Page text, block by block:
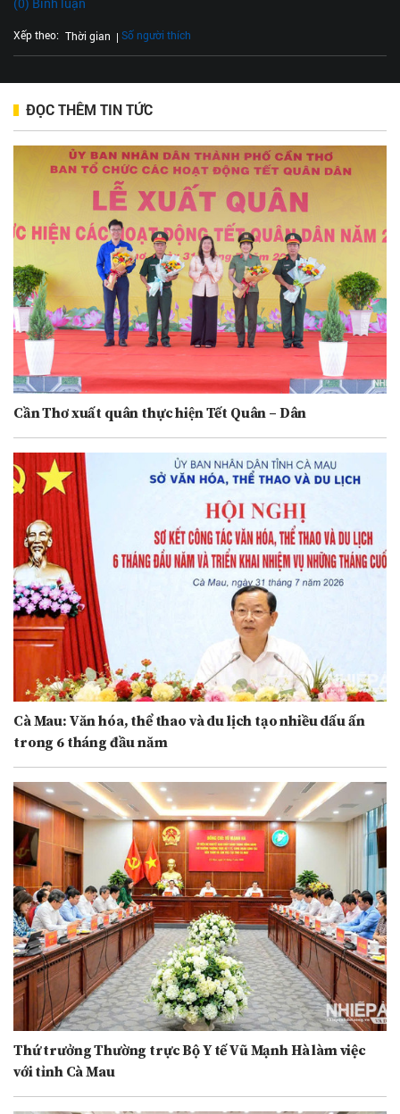
(0) Bình luận
Xếp theo: Thời gian Số người thích
ĐỌC THÊM TIN TỨC
Cần Thơ xuất quân thực hiện Tết Quân – Dân
Cà Mau: Văn hóa, thể thao và du lịch tạo nhiều dấu ấn
trong 6 tháng đầu năm
Thứ trưởng Thường trực Bộ Y tế Vũ Mạnh Hà làm việc
với tỉnh Cà Mau